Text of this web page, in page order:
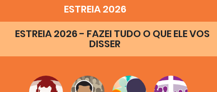
ESTREIA 2026
ESTREIA 2026 - FAZEI TUDO O QUE ELE VOS
DISSER